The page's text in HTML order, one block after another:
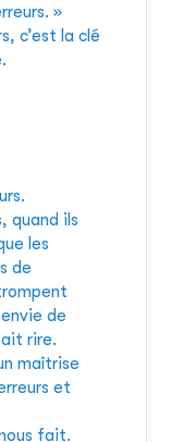
»
c’est la clé
quand ils
les
de
de
rire.
maîtrise
et
fait.